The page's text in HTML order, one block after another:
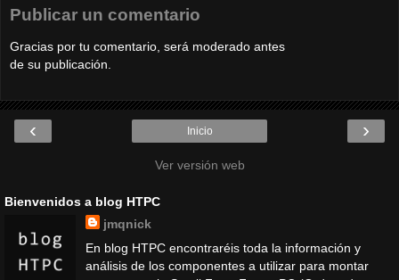
Publicar un comentario
Gracias por tu comentario, será moderado antes
de su publicación.
‹ ›
Inicio
Ver versión web
Bienvenidos a blog HTPC
jmqnick
En blog HTPC encontraréis toda la información y
análisis de los componentes a utilizar para montar